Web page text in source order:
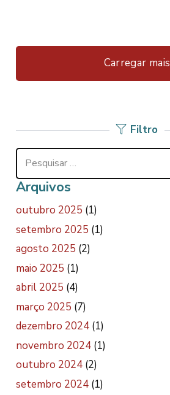
Carregar mais
Filtro
Pesquisar
por:
Arquivos
outubro 2025 (1)
setembro 2025 (1)
agosto 2025 (2)
maio 2025 (1)
abril 2025 (4)
março 2025 (7)
dezembro 2024(1)
novembro 2024(1)
outubro 2024(2)
setembro 2024(1)